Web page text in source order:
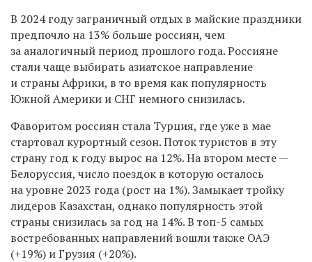
В 2024 году заграничный отдых в майские праздники
предпочло на 13% больше россиян, чем
за аналогичный период прошлого года. Россияне
стали чаще выбирать азиатское направление
и страны Африки, в то время как популярность
Южной Америки и СНГ немного снизилась.
Фаворитом россиян стала Турция, где уже в мае
стартовал курортный сезон. Поток туристов в эту
страну год к году вырос на 12%. На втором месте —
Белоруссия, число поездок в которую осталось
на уровне 2023 года (рост на 1%). Замыкает тройку
лидеров Казахстан, однако популярность этой
страны снизилась за год на 14%. В топ-5 самых
востребованных направлений вошли также ОАЭ
(+19%) и Грузия (+20%).